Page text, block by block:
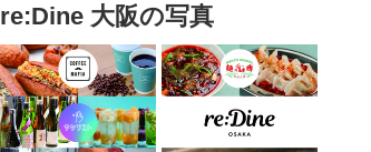
re:Dine 大阪の写真